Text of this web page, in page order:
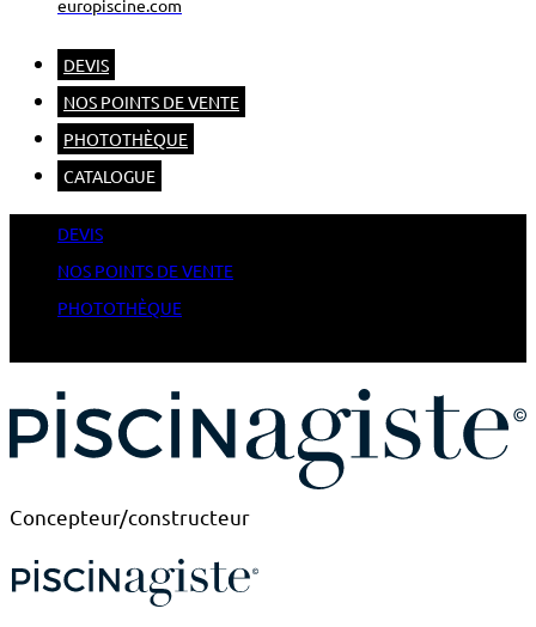
europiscine.com
DEVIS
NOS POINTS DE VENTE
PHOTOTHÈQUE
CATALOGUE
DEVIS
NOS POINTS DE VENTE
PHOTOTHÈQUE
Concepteur/constructeur